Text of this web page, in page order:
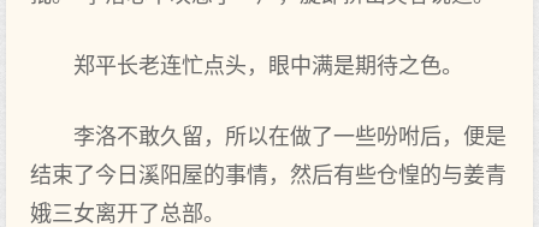
郑平长老连忙点头，眼中满是期待之色。
李洛不敢久留，所以在做了一些吩咐后，便是
结束了今日溪阳屋的事情，然后有些仓惶的与姜青
娥三女离开了总部。